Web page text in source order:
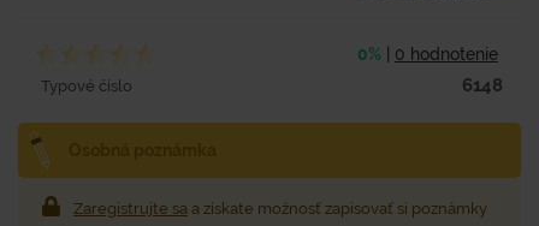
0% 0 hodnotenie
Typové číslo 6148
Zaregistrujte sa a získate možnosť zapisovať si poznámky